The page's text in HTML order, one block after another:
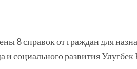
8 справок от граждан для
социального развития Улугбек